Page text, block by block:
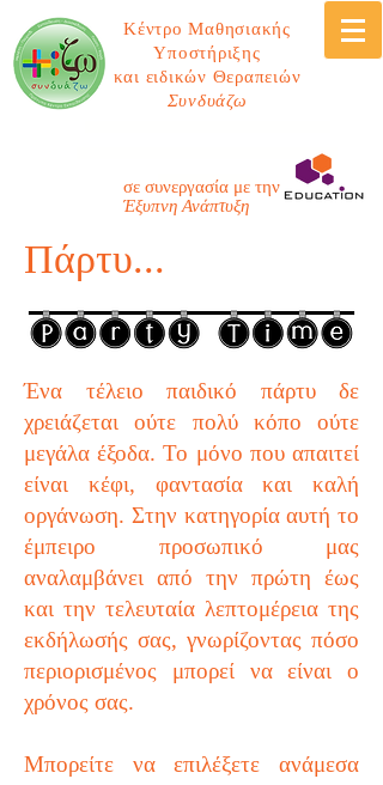
Κέντρο Μαθησιακής
Υποστήριξης
και ειδικών Θεραπειών
Συνδυάζω
ΕΙΔΙΚΩΝ ΘΕΡΑΠΕΙΩΝ ΕΞΥΠΝΗ ΑΝΑΠΤΥΞΗ
ΛΟΓΟΘΕΡΑΠΕΊΑ
σε συνεργασία με την
Έξυπνη Ανάπτυξη
Πάρτυ...
Ένα τέλειο παιδικό πάρτυ δε
χρειάζεται ούτε πολύ κόπο ούτε
μεγάλα έξοδα. Το μόνο που απαιτεί
είναι κέφι, φαντασία και καλή
οργάνωση. Στην κατηγορία αυτή το
έμπειρο προσωπικό μας
αναλαμβάνει από την πρώτη έως
και την τελευταία λεπτομέρεια της
εκδήλωσής σας, γνωρίζοντας πόσο
περιορισμένος μπορεί να είναι ο
χρόνος σας.
Μπορείτε να επιλέξετε ανάμεσα